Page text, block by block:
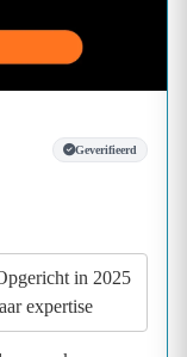
Geverifieerd
in 2025
expertise